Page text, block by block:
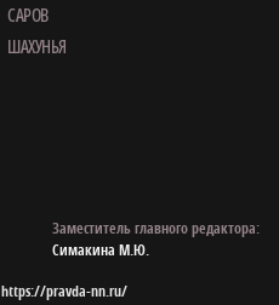
САРОВ
ШАХУНЬЯ
Заместитель главного редактора:
Симакина М.Ю.
https://pravda-nn.ru/